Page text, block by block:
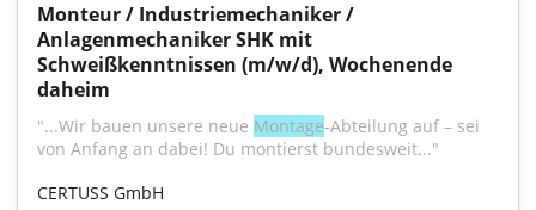
Monteur / Industriemechaniker /
Anlagenmechaniker SHK mit
Schweißkenntnissen (m/w/d), Wochenende
daheim
"...Wir bauen unsere neue Montage-Abteilung auf – sei
von Anfang an dabei! Du montierst bundesweit..."
CERTUSS GmbH